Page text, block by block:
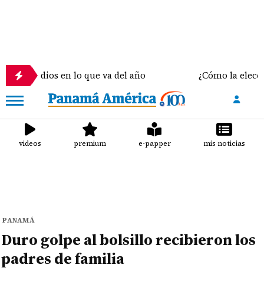
en lo que va del año ¿Cómo la elección
videos premium e-papper mis noticias
PANAMÁ
Duro golpe al bolsillo recibieron los
padres de familia